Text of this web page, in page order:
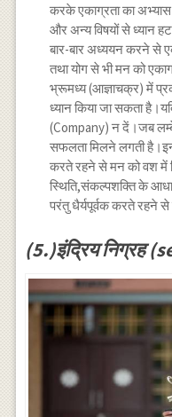
करके एकाग्रता का
और अन्य विषयों से ध्यान
बार-बार अध्ययन करने से
तथा योग से भी मन को
भ्रूमध्य (आज्ञाचक्र) में
ध्यान किया जा सकता
(Company) न दें।जब
सफलता मिलने लगती
करते रहने से मन को वश में
स्थिति,संकल्पशक्ति के
परंतु धैर्यपूर्वक करते रहने
(5.)इंद्रिय निग्रह